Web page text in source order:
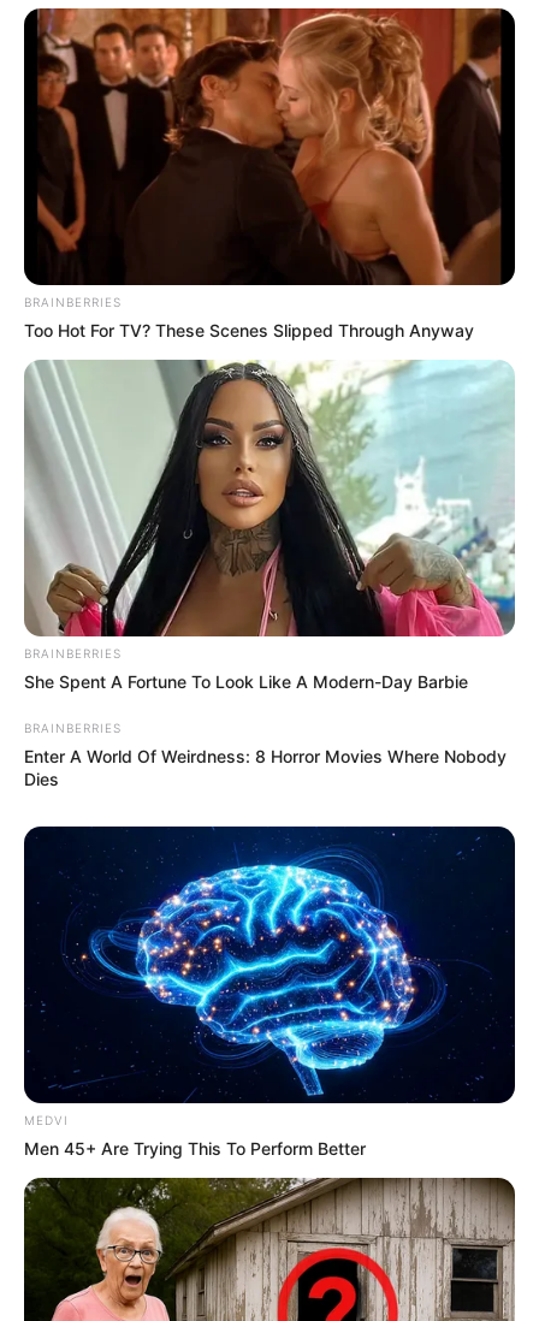
BRAINBERRIES
Too Hot For TV? These Scenes Slipped Through Anyway
BRAINBERRIES
She Spent A Fortune To Look Like A Modern-Day Barbie
BRAINBERRIES
Enter A World Of Weirdness: 8 Horror Movies Where Nobody
Dies
MEDVI
Men 45+ Are Trying This To Perform Better